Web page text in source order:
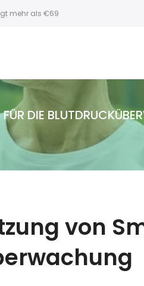
mehr als €69
DIE
von